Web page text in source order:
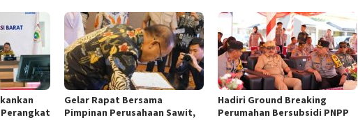
Gelar Rapat Bersama
Pimpinan Perusahaan Sawit,
Hadiri Ground Breaking
Perumahan Bersubsidi PNPP